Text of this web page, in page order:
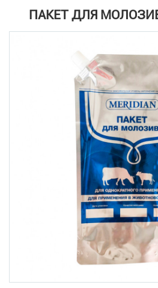
ПАКЕТ ДЛЯ